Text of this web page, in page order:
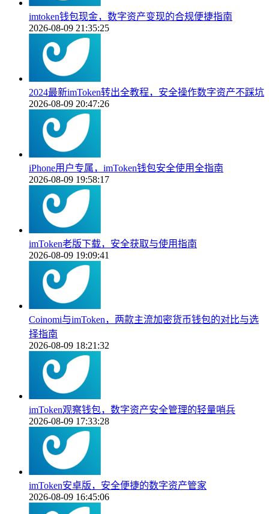
imtoken钱包现金，数字资产变现的合规便捷指南
2026-08-09 21:35:25
2024最新imToken转出全教程，安全操作数字资产不踩坑
2026-08-09 20:47:26
iPhone用户专属，imToken钱包安全使用全指南
2026-08-09 19:58:17
imToken老版下载，安全获取与使用指南
2026-08-09 19:09:41
Coinomi与imToken，两款主流加密货币钱包的对比与选
择指南
2026-08-09 18:21:32
imToken观察钱包，数字资产安全管理的轻量哨兵
2026-08-09 17:33:28
imToken安卓版，安全便捷的数字资产管家
2026-08-09 16:45:06